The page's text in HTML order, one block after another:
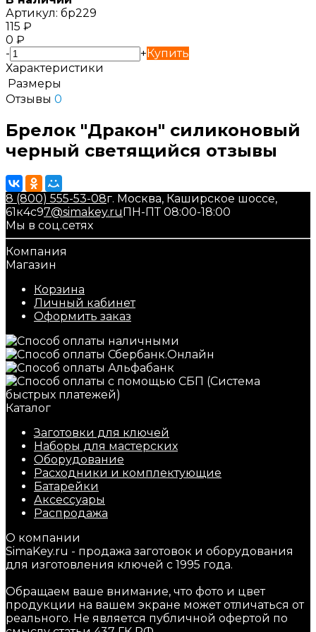
Артикул: бр229
115 ₽
0 ₽
-
+Купить
Характеристики
Размеры
Отзывы 0
Брелок "Дракон" силиконовый
черный светящийся отзывы
8 (800) 555-53-08г. Москва, Каширское шоссе,
61к4с97@simakey.ruПН-ПТ 08:00-18:00
Мы в соц.сетях
Компания
Магазин
Корзина
Личный кабинет
Оформить заказ
Каталог
Заготовки для ключей
Наборы для мастерских
Оборудование
Расходники и комплектующие
Батарейки
Аксессуары
Распродажа
О компании
SimaKey.ru - продажа заготовок и оборудования
для изготовления ключей с 1995 года.
Обращаем ваше внимание, что фото и цвет
продукции на вашем экране может отличаться от
реального. Не является публичной офертой по